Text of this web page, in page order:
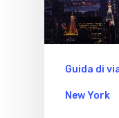
Guida di
New York